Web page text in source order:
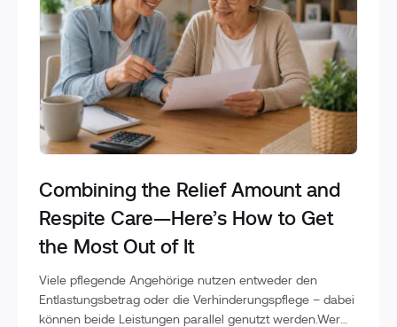
Combining the Relief Amount and
Respite Care—Here’s How to Get
the Most Out of It
Viele pflegende Angehörige nutzen entweder den
Entlastungsbetrag oder die Verhinderungspflege – dabei
können beide Leistungen parallel genutzt werden.Wer